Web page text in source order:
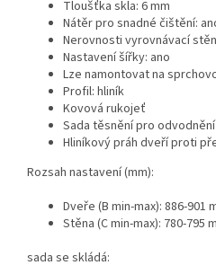
Tloušťka skla: 6 mm
Nátěr pro snadné čištění:
Nerovnosti vyrovnávací
Nastavení šířky: ano
Lze namontovat na
Profil: hliník
Kovová rukojeť
Sada těsnění pro
Hliníkový práh dveří proti
Rozsah nastavení (mm):
Dveře (B min-max): 886-901
Stěna (C min-max): 780-795
sada se skládá: